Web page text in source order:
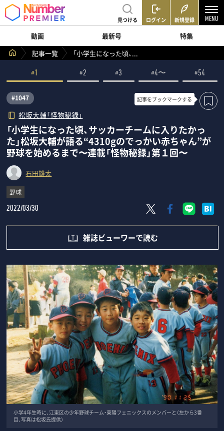
見つける ログイン 新規登録
動画 最新号
特集
記事一覧
「小学生になった頃、...
#1 #2 #3 #4〜 #54
#1047
松坂大輔「怪物秘録」
記事をブックマークする
「小学生になった頃、サッカーチームに入りたかっ
た」松坂大輔が語る“4310gのでっかい赤ちゃん”が
野球を始めるまで〜連載「怪物秘録」第１回〜
石田雄太
野球
2022/03/30
雑誌ビューワーで読む
小学4年生時に、江東区の少年野球チーム・東陽フェニックスのメンバーと（左から3番
目、写真は松坂氏提供）